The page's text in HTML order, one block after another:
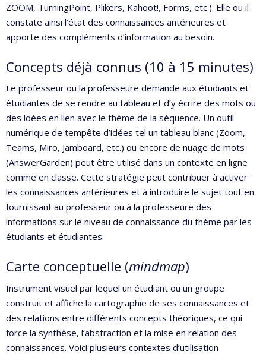
ZOOM, TurningPoint, Plikers, Kahoot!, Forms, etc.). Elle ou il
constate ainsi l’état des connaissances antérieures et
apporte des compléments d’information au besoin.
Concepts déjà connus (10 à 15 minutes)
Le professeur ou la professeure demande aux étudiants et
étudiantes de se rendre au tableau et d’y écrire des mots ou
des idées en lien avec le thème de la séquence. Un outil
numérique de tempête d’idées tel un tableau blanc (Zoom,
Teams, Miro, Jamboard, etc.) ou encore de nuage de mots
(AnswerGarden) peut être utilisé dans un contexte en ligne
comme en classe. Cette stratégie peut contribuer à activer
les connaissances antérieures et à introduire le sujet tout en
fournissant au professeur ou à la professeure des
informations sur le niveau de connaissance du thème par les
étudiants et étudiantes.
Carte conceptuelle (mindmap)
Instrument visuel par lequel un étudiant ou un groupe
construit et affiche la cartographie de ses connaissances et
des relations entre différents concepts théoriques, ce qui
force la synthèse, l’abstraction et la mise en relation des
connaissances. Voici plusieurs contextes d’utilisation